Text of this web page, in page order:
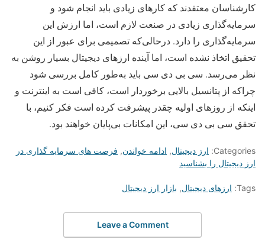
کارشناسان معتقدند که کارهای زیادی باید انجام شود و
سرمایه‌گذاری زیادی در صنعت لازم است، اما ارزش این
سرمایه‌گذاری را دارد. درحالی‌که تصمیمی برای عبور از این
تحقیق اتخاذ نشده است، اما آینده ارزهای دیجیتال بسیار روشن به
نظر می‌رسد. سی بی دی سی باید به‌طور كامل بررسی شود
چراکه از پتانسیل بالایی برخوردار است، کافی است به اینترنت و
اینکه از روزهای اولیه چقدر پیشرفت کرده است فکر کنیم، با
تحقق سی بی دی سی، این امکانات بی‌پایان خواهند بود.
Categories: ارز دیجیتال, ادامه خواندن, فرصت های سرمایه گذاری در
ارز دیجیتال را بشناسید
Tags: ارزهای دیجیتال, بازار ارز دیجیتال
Leave a Comment